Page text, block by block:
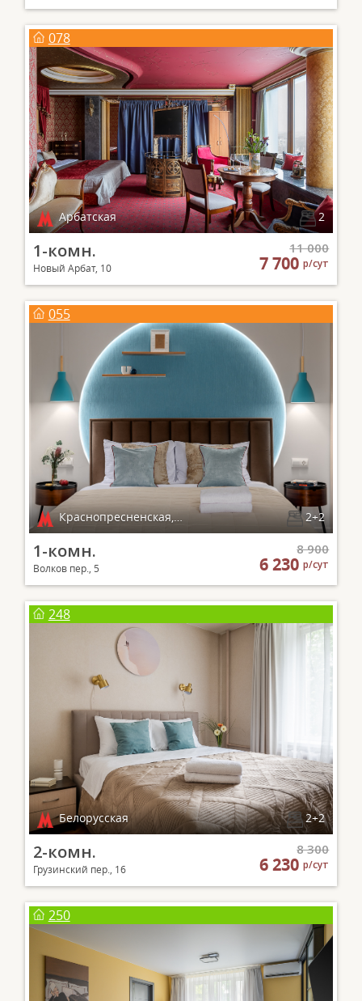
078
Арбатская 2
1-комн.
Новый Арбат, 10
11 000
7 700р/сут
055
Краснопресненская, Баррикадная 2+2
1-комн.
Волков пер., 5
8 900
6 230р/сут
248
Белорусская 2+2
2-комн.
Грузинский пер., 16
8 300
6 230р/сут
250